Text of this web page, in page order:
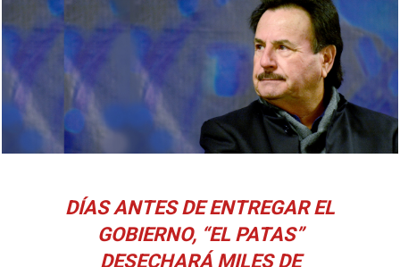
DÍAS ANTES DE ENTREGAR EL
GOBIERNO, “EL PATAS”
DESECHARÁ MILES DE